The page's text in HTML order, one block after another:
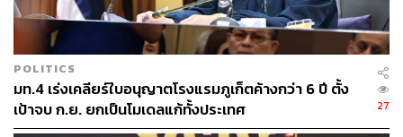
POLITICS
มท.4 เร่งเคลียร์ใบอนุญาตโรงแรมภูเก็ตค้างกว่า 6 ปี ตั้ง
เป้าจบ ก.ย. ยกเป็นโมเดลแก้ทั้งประเทศ
27